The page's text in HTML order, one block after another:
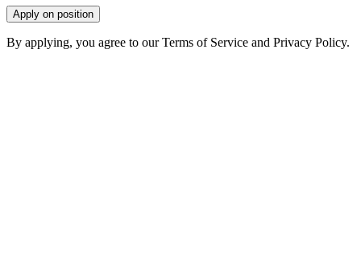
Apply on position
By applying, you agree to our Terms of Service and Privacy Policy.